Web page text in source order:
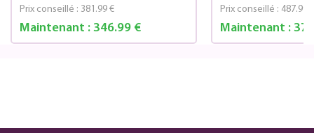
Maintenant :346.99 €
Prix conseillé : 381.99 €
Maintenant :
Prix conseillé : 487.99 €